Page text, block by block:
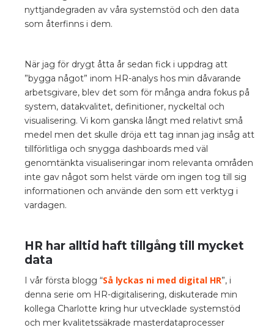
nyttjandegraden av våra systemstöd och den data
som återfinns i dem.
När jag för drygt åtta år sedan fick i uppdrag att
”bygga något” inom HR-analys hos min dåvarande
arbetsgivare, blev det som för många andra fokus på
system, datakvalitet, definitioner, nyckeltal och
visualisering. Vi kom ganska långt med relativt små
medel men det skulle dröja ett tag innan jag insåg att
tillförlitliga och snygga dashboards med väl
genomtänkta visualiseringar inom relevanta områden
inte gav något som helst värde om ingen tog till sig
informationen och använde den som ett verktyg i
vardagen.
HR har alltid haft tillgång till mycket
data
I vår första blogg “Så lyckas ni med digital HR”, i
denna serie om HR-digitalisering, diskuterade min
kollega Charlotte kring hur utvecklade systemstöd
och mer kvalitetssäkrade masterdataprocesser